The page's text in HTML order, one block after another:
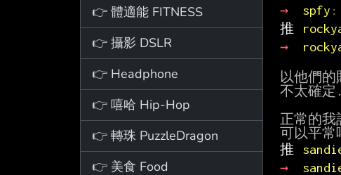
👉 體適能 FITNESS
👉 攝影 DSLR
👉 Headphone
👉 嘻哈 Hip-Hop
👉 轉珠 PuzzleDragon
👉 美食 Food
→
spfy :
推
→
以他們
不太確
正常的我
推
→